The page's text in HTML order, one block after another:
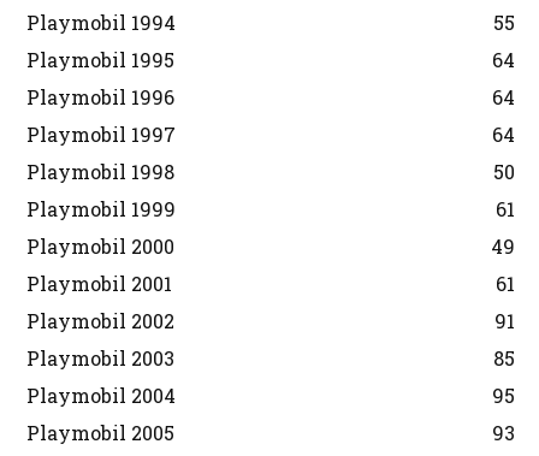
Playmobil 1994
55
Playmobil 1995
64
Playmobil 1996
64
Playmobil 1997
64
Playmobil 1998
50
Playmobil 1999
61
Playmobil 2000
49
Playmobil 2001
61
Playmobil 2002
91
Playmobil 2003
85
Playmobil 2004
95
Playmobil 2005
93